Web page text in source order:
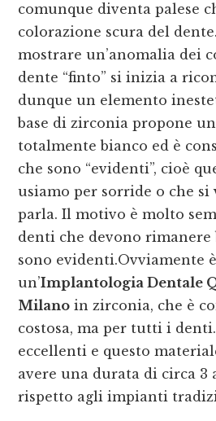
comunque diventa palese
colorazione scura del
mostrare un’anomalia dei
dente “finto” si inizia a
dunque un elemento
base di zirconia propone
totalmente bianco ed è
che sono “evidenti”, cioè
usiamo per sorride o che si
parla. Il motivo è molto
denti che devono rimanere
sono evidenti.Ovviamente
un’Implantologia Dentale
Milano in zirconia, che è
costosa, ma per tutti i
eccellenti e questo
avere una durata di circa 3
rispetto agli impianti